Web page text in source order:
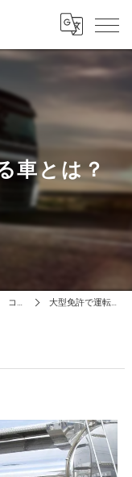
車とは？
コラム 大型免許で運転できる車とは？